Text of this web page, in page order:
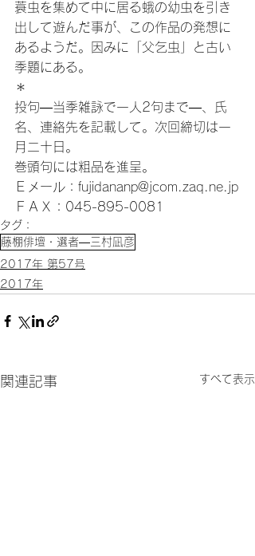
蓑虫を集めて中に居る蛾の幼虫を引き
出して遊んだ事が、この作品の発想に
あるようだ。因みに「父乞虫」と古い
季題にある。
＊
投句―当季雑詠で一人2句まで―、氏
名、連絡先を記載して。次回締切は一
月二十日。
巻頭句には粗品を進呈。
Ｅメール：fujidananp@jcom.zaq.ne.jp
ＦＡＸ：045-895-0081
タグ：
藤棚俳壇・選者―三村凪彦
2017年 第57号
2017年
関連記事 すべて表示